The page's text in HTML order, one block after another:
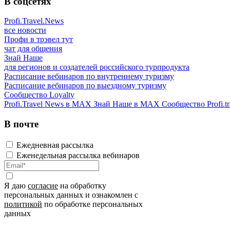
Profi.Travel.News
все новости
Профи в трэвел тут
чат для общения
Знай Наше
для регионов и создателей российского турпродукта
Расписание вебинаров по внутреннему туризму
Расписание вебинаров по выездному туризму
Сообщество Loyalty
Profi.Travel News в MAX Знай Наше в MAX Сообщество
В почте
Ежедневная рассылка
Еженедельная рассылка вебинаров
Я даю согласие на обработку
персональных данных и ознакомлен с
политикой по обработке персональных
данных